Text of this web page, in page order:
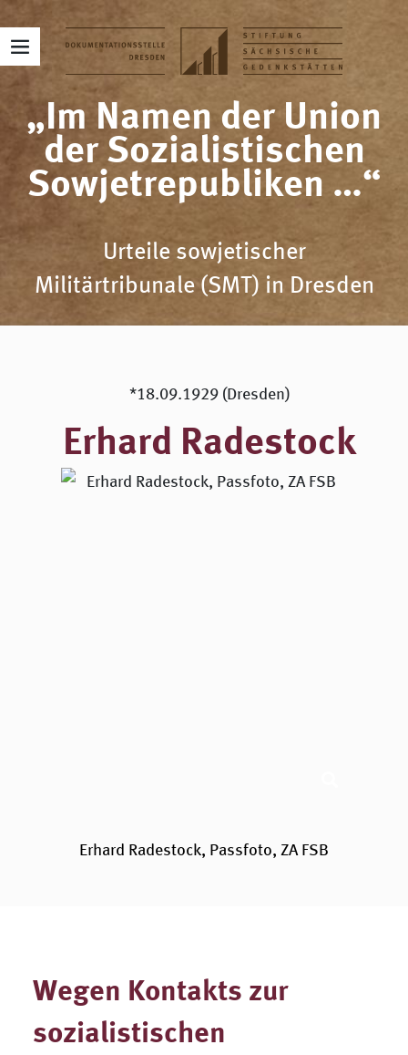
„Im Namen der Union
der Sozialistischen
Sowjetrepubliken …“
Urteile sowjetischer
Militärtribunale (SMT) in Dresden
*18.09.1929 (Dresden)
Erhard Radestock
Erhard Radestock, Passfoto, ZA FSB
Wegen Kontakts zur
sozialistischen